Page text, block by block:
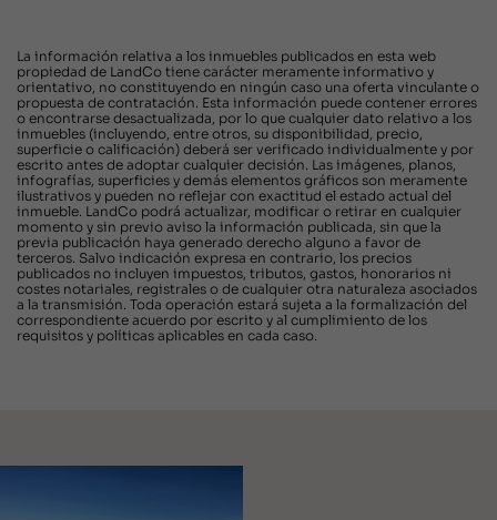
La información relativa a los inmuebles publicados en esta web
propiedad de LandCo tiene carácter meramente informativo y
orientativo, no constituyendo en ningún caso una oferta vinculante o
propuesta de contratación. Esta información puede contener errores
o encontrarse desactualizada, por lo que cualquier dato relativo a los
inmuebles (incluyendo, entre otros, su disponibilidad, precio,
superficie o calificación) deberá ser verificado individualmente y por
escrito antes de adoptar cualquier decisión. Las imágenes, planos,
infografías, superficies y demás elementos gráficos son meramente
ilustrativos y pueden no reflejar con exactitud el estado actual del
inmueble. LandCo podrá actualizar, modificar o retirar en cualquier
momento y sin previo aviso la información publicada, sin que la
previa publicación haya generado derecho alguno a favor de
terceros. Salvo indicación expresa en contrario, los precios
publicados no incluyen impuestos, tributos, gastos, honorarios ni
costes notariales, registrales o de cualquier otra naturaleza asociados
a la transmisión. Toda operación estará sujeta a la formalización del
correspondiente acuerdo por escrito y al cumplimiento de los
requisitos y políticas aplicables en cada caso.